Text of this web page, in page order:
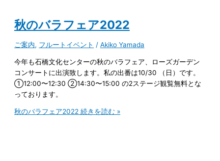
秋のバラフェア2022
ご案内, フルートイベント /Akiko Yamada
今年も石橋文化センターの秋のバラフェア、ローズガーデン
コンサートに出演致します。私の出番は10/30 （日）です。
①12:00〜12:30 ②14:30〜15:00 の2ステージ観覧無料とな
っております。
秋のバラフェア2022 続きを読む »